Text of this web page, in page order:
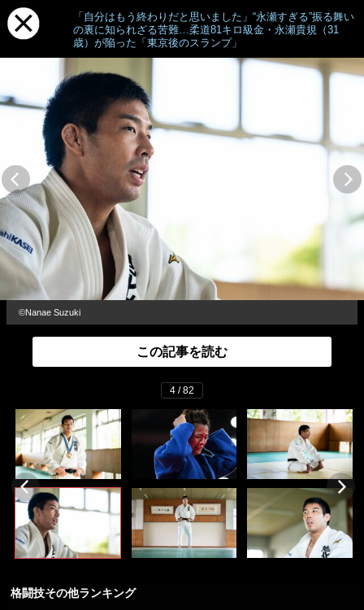
「自分はもう終わりだと思いました」“永瀬すぎる”振る舞い
の裏に知られざる苦難…柔道81キロ級金・永瀬貴規（31
歳）が陥った「東京後のスランプ」
©Nanae Suzuki
この記事を読む
4 / 82
格闘技その他ランキング